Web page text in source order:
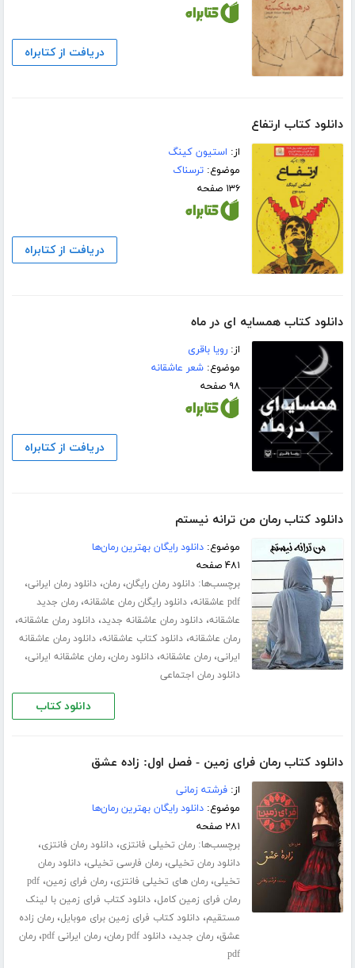
دریافت از کتابراه
دانلود کتاب ارتفاع
از: استیون کینگ
موضوع:ترسناک
۱۳۶ صفحه
دریافت از کتابراه
دانلود کتاب همسایه ای در ماه
از:رویا باقری
موضوع:شعر عاشقانه
۹۸ صفحه
دریافت از کتابراه
دانلود کتاب رمان من ترانه نیستم
موضوع:دانلود رایگان بهترین رمان‌ها
۴۸۱ صفحه
برچسب‌ها:دانلود رمان رایگان،رمان،دانلود رمان ایرانی،
pdf عاشقانه ،دانلود رایگان رمان عاشقانه،رمان جدید
عاشقانه،دانلود رمان عاشقانه جدید،دانلود رمان عاشقانه،
رمان عاشقانه،دانلود کتاب عاشقانه،دانلود رمان عاشقانه
ایرانی،رمان عاشقانه،دانلود رمان،رمان عاشقانه ایرانی،
دانلود رمان اجتماعی
دانلود کتاب
دانلود کتاب رمان فرای زمین - فصل اول: زاده عشق
از:فرشته زمانی
موضوع:دانلود رایگان بهترین رمان‌ها
۲۸۱ صفحه
برچسب‌ها:رمان تخیلی فانتزی،دانلود رمان فانتزی،
دانلود رمان تخیلی،رمان فارسی تخیلی،دانلود رمان
تخیلی،رمان های تخیلی فانتزی،رمان فرای زمین،pdf
رمان فرای زمین کامل،دانلود کتاب فرای زمین با لینک
مستقیم،دانلود کتاب فرای زمین برای موبایل،رمان زاده
عشق،رمان جدید،دانلود pdf رمان ،رمان ایرانی pdf ،رمان
pdf